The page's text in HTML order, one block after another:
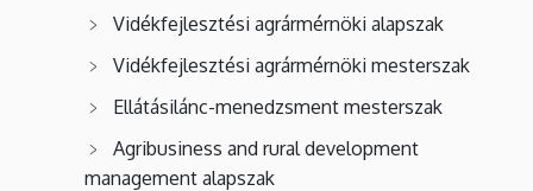
Vidékfejlesztési agrármérnöki alapszak
Vidékfejlesztési agrármérnöki mesterszak
Ellátásilánc-menedzsment mesterszak
Agribusiness and rural development
management alapszak